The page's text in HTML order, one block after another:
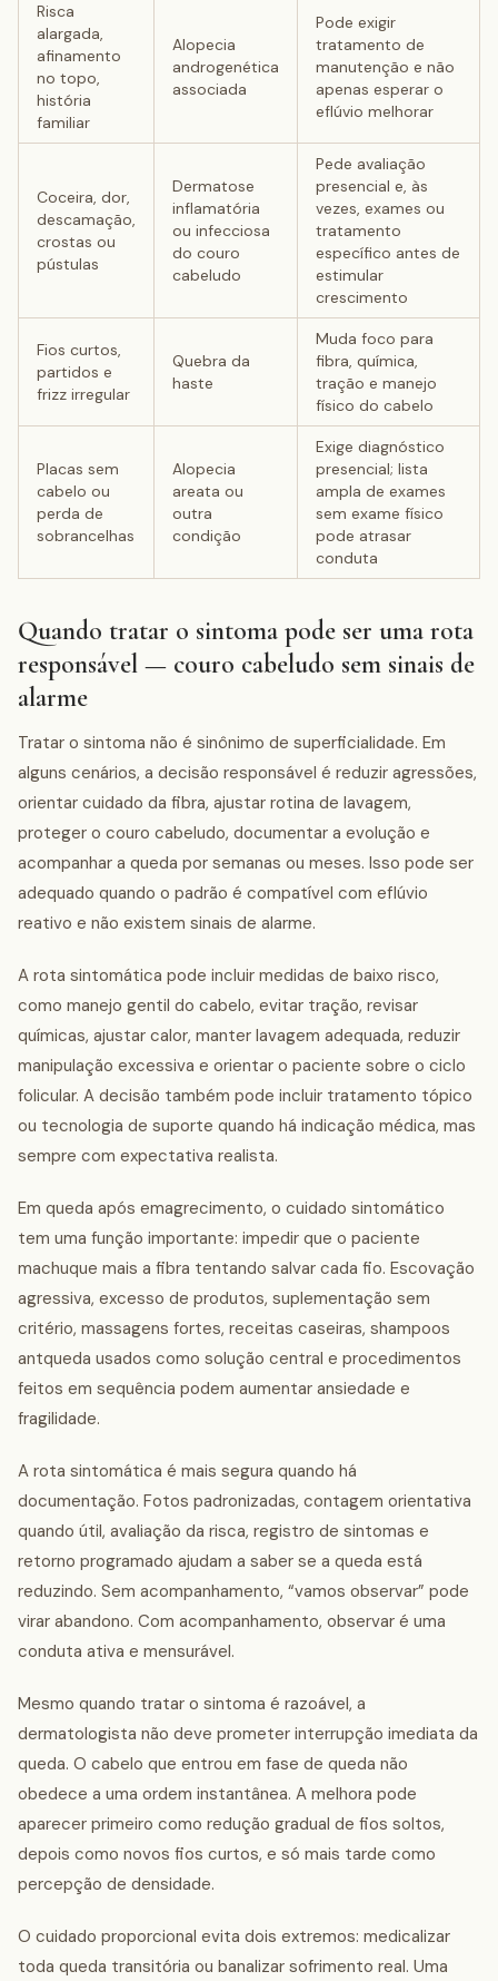
Risca
alargada,
afinamento
no topo,
história
familiar
Alopecia
androgenética
associada
Pode exigir
tratamento de
manutenção e não
apenas esperar o
eflúvio melhorar
Coceira, dor,
descamação,
crostas ou
pústulas
Dermatose
inflamatória
ou infecciosa
do couro
cabeludo
Pede avaliação
presencial e, às
vezes, exames ou
tratamento
específico antes de
estimular
crescimento
Fios curtos,
partidos e
frizz irregular
Quebra da
haste
Muda foco para
fibra, química,
tração e manejo
físico do cabelo
Placas sem
cabelo ou
perda de
sobrancelhas
Alopecia
areata ou
outra
condição
Exige diagnóstico
presencial; lista
ampla de exames
sem exame físico
pode atrasar
conduta
Quando tratar o sintoma pode ser uma rota
responsável — couro cabeludo sem sinais de
alarme
Tratar o sintoma não é sinônimo de superficialidade. Em
alguns cenários, a decisão responsável é reduzir agressões,
orientar cuidado da fibra, ajustar rotina de lavagem,
proteger o couro cabeludo, documentar a evolução e
acompanhar a queda por semanas ou meses. Isso pode ser
adequado quando o padrão é compatível com eflúvio
reativo e não existem sinais de alarme.
A rota sintomática pode incluir medidas de baixo risco,
como manejo gentil do cabelo, evitar tração, revisar
químicas, ajustar calor, manter lavagem adequada, reduzir
manipulação excessiva e orientar o paciente sobre o ciclo
folicular. A decisão também pode incluir tratamento tópico
ou tecnologia de suporte quando há indicação médica, mas
sempre com expectativa realista.
Em queda após emagrecimento, o cuidado sintomático
tem uma função importante: impedir que o paciente
machuque mais a fibra tentando salvar cada fio. Escovação
agressiva, excesso de produtos, suplementação sem
critério, massagens fortes, receitas caseiras, shampoos
antqueda usados como solução central e procedimentos
feitos em sequência podem aumentar ansiedade e
fragilidade.
A rota sintomática é mais segura quando há
documentação. Fotos padronizadas, contagem orientativa
quando útil, avaliação da risca, registro de sintomas e
retorno programado ajudam a saber se a queda está
reduzindo. Sem acompanhamento, “vamos observar” pode
virar abandono. Com acompanhamento, observar é uma
conduta ativa e mensurável.
Mesmo quando tratar o sintoma é razoável, a
dermatologista não deve prometer interrupção imediata da
queda. O cabelo que entrou em fase de queda não
obedece a uma ordem instantânea. A melhora pode
aparecer primeiro como redução gradual de fios soltos,
depois como novos fios curtos, e só mais tarde como
percepção de densidade.
O cuidado proporcional evita dois extremos: medicalizar
toda queda transitória ou banalizar sofrimento real. Uma